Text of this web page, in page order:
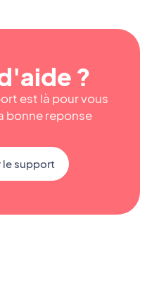
?
est là pour vous
bonne reponse
support